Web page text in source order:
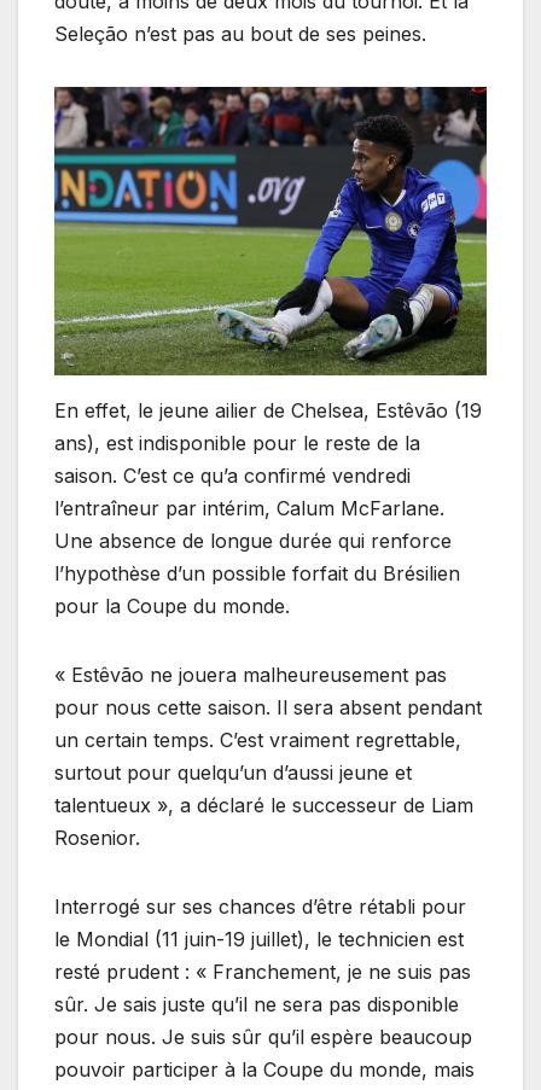
Seleção n’est pas au bout de ses peines.
En effet, le jeune ailier de Chelsea, Estêvão (19
ans), est indisponible pour le reste de la
saison. C’est ce qu’a confirmé vendredi
l’entraîneur par intérim, Calum McFarlane.
Une absence de longue durée qui renforce
l’hypothèse d’un possible forfait du Brésilien
pour la Coupe du monde.
« Estêvão ne jouera malheureusement pas
pour nous cette saison. Il sera absent pendant
un certain temps. C’est vraiment regrettable,
surtout pour quelqu’un d’aussi jeune et
talentueux », a déclaré le successeur de Liam
Rosenior.
Interrogé sur ses chances d’être rétabli pour
le Mondial (11 juin-19 juillet), le technicien est
resté prudent : « Franchement, je ne suis pas
sûr. Je sais juste qu’il ne sera pas disponible
pour nous. Je suis sûr qu’il espère beaucoup
pouvoir participer à la Coupe du monde, mais